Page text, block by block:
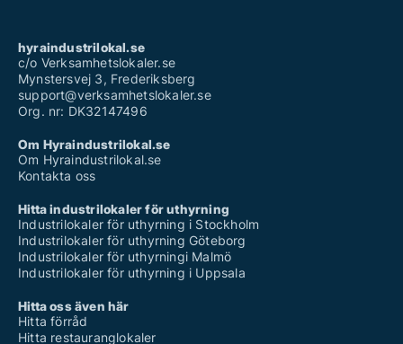
hyraindustrilokal.se
c/o Verksamhetslokaler.se
Mynstersvej 3, Frederiksberg
support@verksamhetslokaler.se
Org. nr: DK32147496
Om Hyraindustrilokal.se
Om Hyraindustrilokal.se
Kontakta oss
Hitta industrilokaler för uthyrning
Industrilokaler för uthyrning i Stockholm
Industrilokaler för uthyrning Göteborg
Industrilokaler för uthyrningi Malmö
Industrilokaler för uthyrning i Uppsala
Hitta oss även här
Hitta förråd
Hitta restauranglokaler